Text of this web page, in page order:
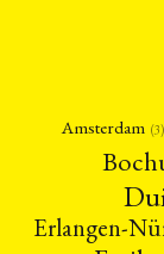
Amsterdam (3)
Erlangen-